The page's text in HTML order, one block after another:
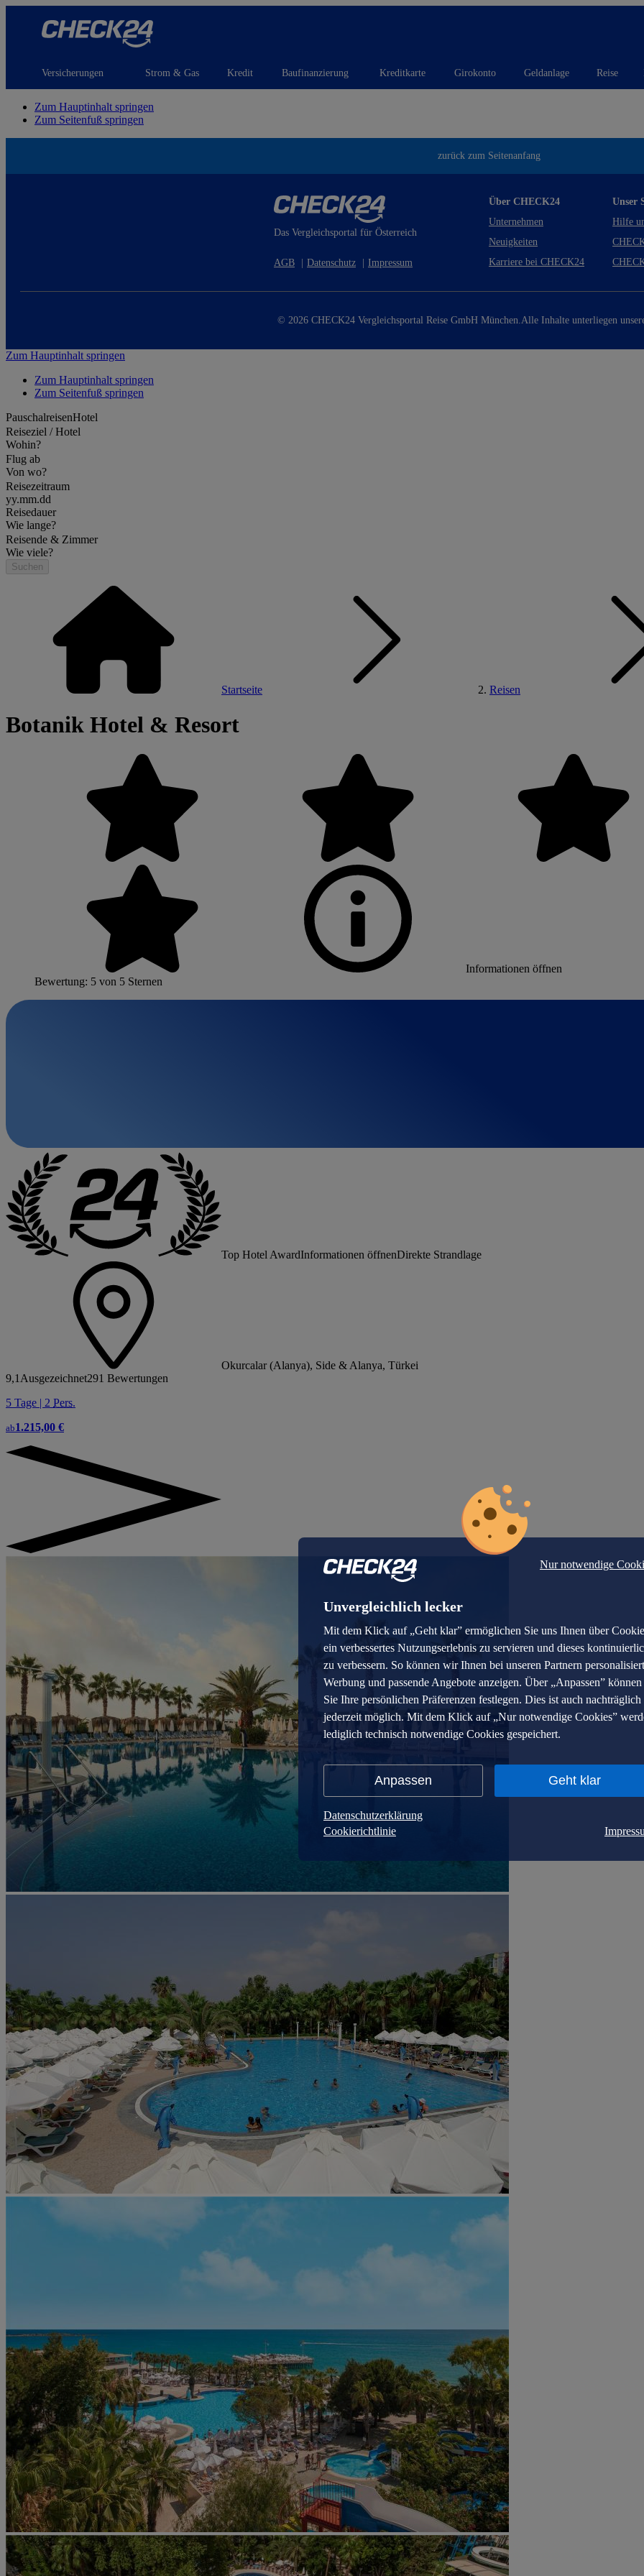
Versicherungen Strom & Gas Kredit Baufinanzierung Kreditkarte Girokonto Geldanlage Reise
Nur notwendige
Unvergleichlich lecker
Mit dem Klick auf „Geht klar” ermöglichen Sie uns Ihnen über
ein verbessertes Nutzungserlebnis zu servieren und dieses
zu verbessern. So können wir Ihnen bei unseren Partnern
Werbung und passende Angebote anzeigen. Über „Anpassen” können
Sie Ihre persönlichen Präferenzen festlegen. Dies ist auch nachträglich
jederzeit möglich. Mit dem Klick auf „Nur notwendige Cookies”
lediglich technisch notwendige Cookies gespeichert.
Anpassen Geht klar
Datenschutzerklärung
Cookierichtlinie
Zum Hauptinhalt springen
Zum Seitenfuß springen
zurück zum Seitenanfang
Das Vergleichsportal für Österreich
AGB Datenschutz Impressum
Über CHECK24
Unternehmen
Neuigkeiten
Karriere bei CHECK24
Unser
Hilfe
© 2026 CHECK24 Vergleichsportal Reise GmbH München.Alle Inhalte unterliegen
Zum Hauptinhalt springen
Zum Hauptinhalt springen
Zum Seitenfuß springen
PauschalreisenHotel
Reiseziel / Hotel
Wohin?
Flug ab
Von wo?
Reisezeitraum
yy.mm.dd
Reisedauer
Wie lange?
Reisende & Zimmer
Wie viele?
Suchen
Startseite Reisen
Botanik Hotel & Resort
Informationen öffnen
Bewertung: 5 von 5 Sternen
Top Hotel AwardInformationen öffnenDirekte Strandlage
Okurcalar (Alanya), Side & Alanya, Türkei
9,1 Ausgezeichnet291 Bewertungen
5 Tage | 2 Pers.
ab1.215,00 €